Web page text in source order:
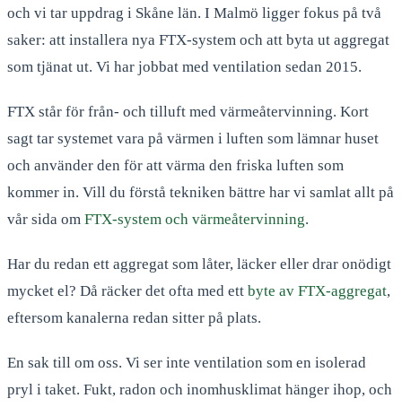
och vi tar uppdrag i Skåne län. I Malmö ligger fokus på två
saker: att installera nya FTX-system och att byta ut aggregat
som tjänat ut. Vi har jobbat med ventilation sedan 2015.
FTX står för från- och tilluft med värmeåtervinning. Kort
sagt tar systemet vara på värmen i luften som lämnar huset
och använder den för att värma den friska luften som
kommer in. Vill du förstå tekniken bättre har vi samlat allt på
vår sida om FTX-system och värmeåtervinning.
Har du redan ett aggregat som låter, läcker eller drar onödigt
mycket el? Då räcker det ofta med ett byte av FTX-aggregat,
eftersom kanalerna redan sitter på plats.
En sak till om oss. Vi ser inte ventilation som en isolerad
pryl i taket. Fukt, radon och inomhusklimat hänger ihop, och